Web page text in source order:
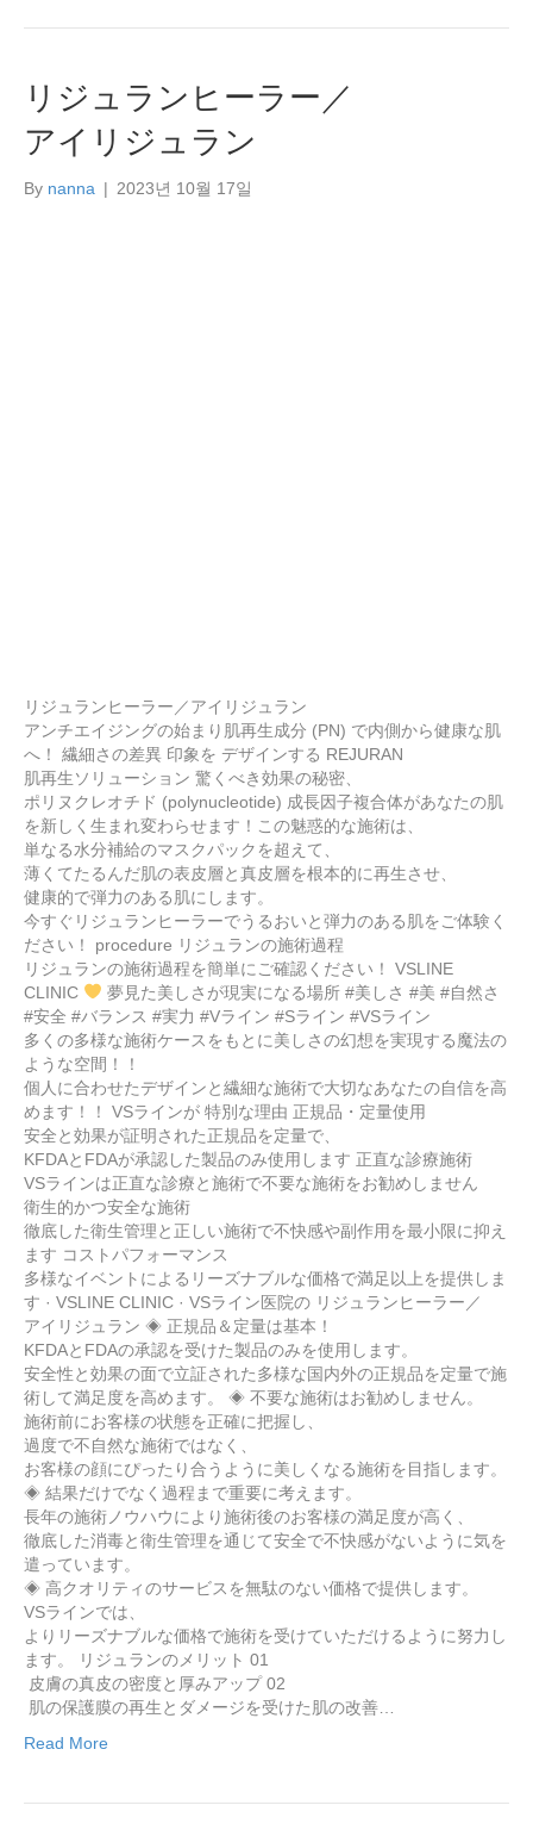
リジュランヒーラー／
アイリジュラン
By nanna | 2023년 10월 17일
リジュランヒーラー／アイリジュラン
アンチエイジングの始まり肌再生成分 (PN) で内側から健康な肌
へ！ 繊細さの差異 印象を デザインする REJURAN
肌再生ソリューション 驚くべき効果の秘密、
ポリヌクレオチド (polynucleotide) 成長因子複合体があなたの肌
を新しく生まれ変わらせます！この魅惑的な施術は、
単なる水分補給のマスクパックを超えて、
薄くてたるんだ肌の表皮層と真皮層を根本的に再生させ、
健康的で弾力のある肌にします。
今すぐリジュランヒーラーでうるおいと弾力のある肌をご体験く
ださい！ procedure リジュランの施術過程
リジュランの施術過程を簡単にご確認ください！ VSLINE
CLINIC
夢見た美しさが現実になる場所 #美しさ #美 #自然さ
#安全 #バランス #実力 #Vライン #Sライン #VSライン
多くの多様な施術ケースをもとに美しさの幻想を実現する魔法の
ような空間！！
個人に合わせたデザインと繊細な施術で大切なあなたの自信を高
めます！！ VSラインが 特別な理由 正規品・定量使用
安全と効果が証明された正規品を定量で、
KFDAとFDAが承認した製品のみ使用します 正直な診療施術
VSラインは正直な診療と施術で不要な施術をお勧めしません
衛生的かつ安全な施術
徹底した衛生管理と正しい施術で不快感や副作用を最小限に抑え
ます コストパフォーマンス
多様なイベントによるリーズナブルな価格で満足以上を提供しま
す · VSLINE CLINIC · VSライン医院の リジュランヒーラー／
アイリジュラン ◈ 正規品＆定量は基本！
KFDAとFDAの承認を受けた製品のみを使用します。
安全性と効果の面で立証された多様な国内外の正規品を定量で施
術して満足度を高めます。 ◈ 不要な施術はお勧めしません。
施術前にお客様の状態を正確に把握し、
過度で不自然な施術ではなく、
お客様の顔にぴったり合うように美しくなる施術を目指します。
◈ 結果だけでなく過程まで重要に考えます。
長年の施術ノウハウにより施術後のお客様の満足度が高く、
徹底した消毒と衛生管理を通じて安全で不快感がないように気を
遣っています。
◈ 高クオリティのサービスを無駄のない価格で提供します。
VSラインでは、
よりリーズナブルな価格で施術を受けていただけるように努力し
ます。 リジュランのメリット 01
皮膚の真皮の密度と厚みアップ 02
肌の保護膜の再生とダメージを受けた肌の改善…
Read More